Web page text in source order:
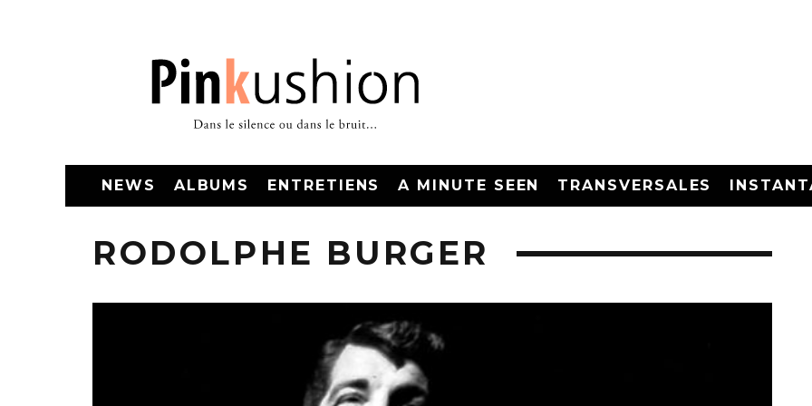
NEWS ALBUMS ENTRETIENS A MINUTE SEEN TRANSVERSALES
RODOLPHE BURGER